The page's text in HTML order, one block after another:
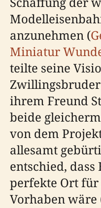
anzunehmen (
Miniatur
teilte seine
ihrem Freund
beide
von dem
allesamt
entschied,
perfekte Ort
Vorhaben wäre